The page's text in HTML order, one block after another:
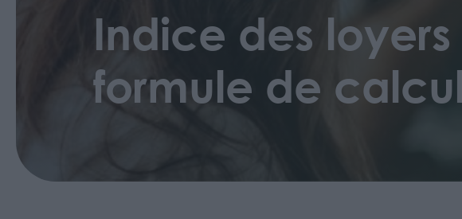
Indice des
formule de